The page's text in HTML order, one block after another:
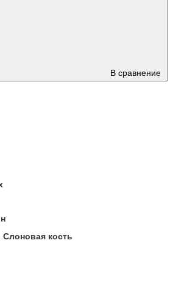
В сравнение
Слоновая кость